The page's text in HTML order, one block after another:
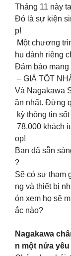
Tháng 11 này
Đó là sự kiện
p!
Một chương
hu dành riêng
Đảm bảo
– GIÁ TỐT
Và Nagakawa
ần nhất. Đừng
kỳ thông tin
78.000 khách
op!
Bạn đã sẵn
?
Sẽ có sự tham
ng và thiết bị
ón xem họ sẽ
ắc nào?
Nagakawa
n một nửa